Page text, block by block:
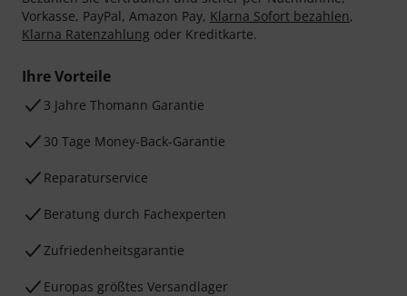
Vorkasse, PayPal, Amazon Pay, Klarna Sofort bezahlen,
Klarna Ratenzahlung oder Kreditkarte.
Ihre Vorteile
3 Jahre Thomann Garantie
30 Tage Money-Back-Garantie
Reparaturservice
Beratung durch Fachexperten
Zufriedenheitsgarantie
Europas größtes Versandlager